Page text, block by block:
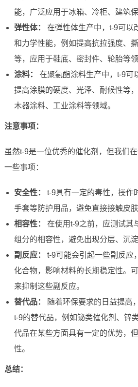
能，广泛应用于冰箱、冷柜、建筑保
弹性体：
在弹性体生产中，t-9可以
和力学性能，例如提高抗拉强度、
等，应用于鞋底、密封件、轮胎等领
涂料：
在聚氨酯涂料生产中，t-9可
提高涂膜的硬度、光泽、耐候性等
木器涂料、工业涂料等领域。
注意事项：
虽然t-9是一位优秀的催化剂，但我们
一些事项：
安全性：
t-9具有一定的毒性，操作
手套等防护用品，避免直接接触皮肤
相容性：
在使用t-9之前，应测试其
组分的相容性，避免出现分层、沉淀
副反应：
t-9可能会引起一些副反应
化合物，影响材料的长期稳定性。
来抑制这些副反应。
替代品：
随着环保要求的日益提高
t-9的替代品，例如铋类催化剂、锌
代品在某些方面具有一定的优势，
性。
总结：